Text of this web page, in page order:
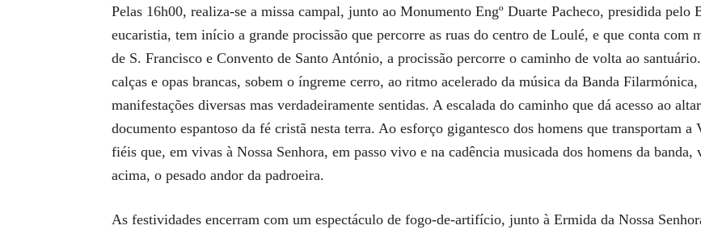
Pelas 16h00, realiza-se a missa campal, junto ao Monumento Engº Duarte Pacheco, presidida
eucaristia, tem início a grande procissão que percorre as ruas do centro de Loulé, e que conta com
de S. Francisco e Convento de Santo António, a procissão percorre o caminho de volta ao
calças e opas brancas, sobem o íngreme cerro, ao ritmo acelerado da música da Banda
manifestações diversas mas verdadeiramente sentidas. A escalada do caminho que dá acesso ao
documento espantoso da fé cristã nesta terra. Ao esforço gigantesco dos homens que transportam
fiéis que, em vivas à Nossa Senhora, em passo vivo e na cadência musicada dos homens da
acima, o pesado andor da padroeira.
As festividades encerram com um espectáculo de fogo-de-artifício, junto à Ermida da Nossa